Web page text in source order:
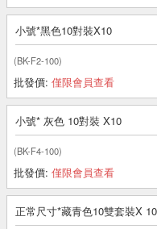
小號*黑色10對裝X10
(BK-F2-100)
批發價: 僅限會員查看
小號* 灰色 10對裝 X10
(BK-F4-100)
批發價: 僅限會員查看
正常尺寸*藏青色10雙套裝X 10